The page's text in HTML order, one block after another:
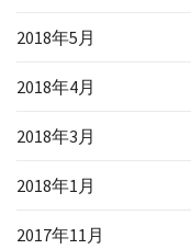
2018年5月
2018年4月
2018年3月
2018年1月
2017年11月